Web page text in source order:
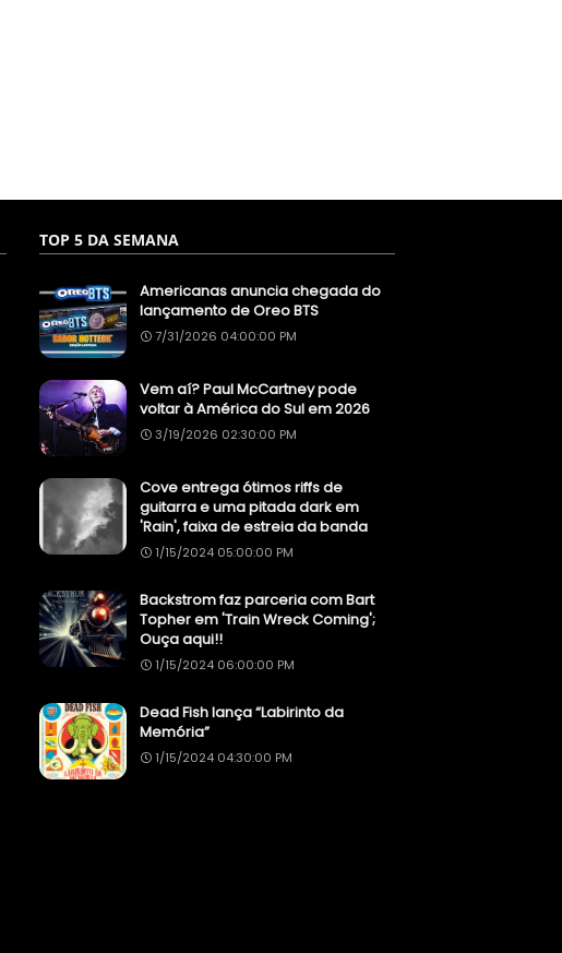
TOP 5 DA SEMANA
Americanas anuncia chegada do
lançamento de Oreo BTS
7/31/2026 04:00:00 PM
Vem aí? Paul McCartney pode
voltar à América do Sul em 2026
3/19/2026 02:30:00 PM
Cove entrega ótimos riffs de
guitarra e uma pitada dark em
'Rain', faixa de estreia da banda
1/15/2024 05:00:00 PM
Backstrom faz parceria com Bart
Topher em 'Train Wreck Coming';
Ouça aqui!!
1/15/2024 06:00:00 PM
Dead Fish lança “Labirinto da
Memória”
1/15/2024 04:30:00 PM